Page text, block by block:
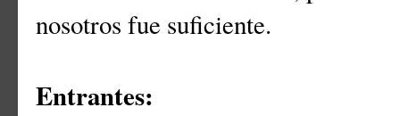
nosotros fue suficiente.
Entrantes: